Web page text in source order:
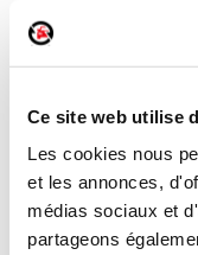
Ce site web utilise
Les cookies nous
et les annonces,
médias sociaux et
partageons
Serrure de
Réf. constructeur :
Modèle d'origine :
Modèle